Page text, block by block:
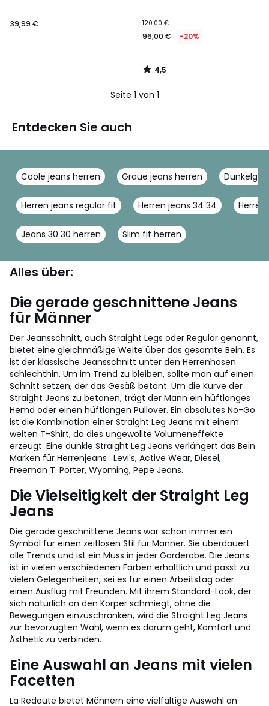
39,99 € 120,00 €
96,00 € -20%
4,5
/
Seite 1 von 1
Entdecken Sie auch
Coole jeans herren Graue jeans herren
Herren jeans regular fit Herren jeans 34 34
Jeans 30 30 herren Slim fit herren
Alles über:
Die gerade geschnittene Jeans
für Männer
Der Jeansschnitt, auch Straight Legs oder Regular genannt,
bietet eine gleichmäßige Weite über das gesamte Bein. Es
ist der klassische Jeansschnitt unter den Herrenhosen
schlechthin. Um im Trend zu bleiben, sollte man auf einen
Schnitt setzen, der das Gesäß betont. Um die Kurve der
Straight Jeans zu betonen, trägt der Mann ein hüftlanges
Hemd oder einen hüftlangen Pullover. Ein absolutes No-Go
ist die Kombination einer Straight Leg Jeans mit einem
weiten T-Shirt, da dies ungewollte Volumeneffekte
erzeugt. Eine dunkle Straight Leg Jeans verlängert das Bein.
Marken für Herrenjeans : Levi's, Active Wear, Diesel,
Freeman T. Porter, Wyoming, Pepe Jeans.
Die Vielseitigkeit der Straight Leg
Jeans
Die gerade geschnittene Jeans war schon immer ein
Symbol für einen zeitlosen Stil für Männer. Sie überdauert
alle Trends und ist ein Muss in jeder Garderobe. Die Jeans
ist in vielen verschiedenen Farben erhältlich und passt zu
vielen Gelegenheiten, sei es für einen Arbeitstag oder
einen Ausflug mit Freunden. Mit ihrem Standard-Look, der
sich natürlich an den Körper schmiegt, ohne die
Bewegungen einzuschränken, wird die Straight Leg Jeans
zur bevorzugten Wahl, wenn es darum geht, Komfort und
Ästhetik zu verbinden.
Eine Auswahl an Jeans mit vielen
Facetten
La Redoute bietet Männern eine vielfältige Auswahl an